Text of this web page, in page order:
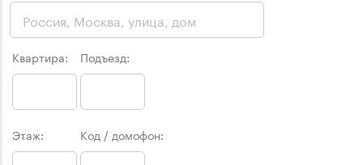
Квартира: Подъезд:
Этаж: Код / домофон: